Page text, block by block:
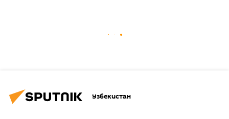
Узбекистан